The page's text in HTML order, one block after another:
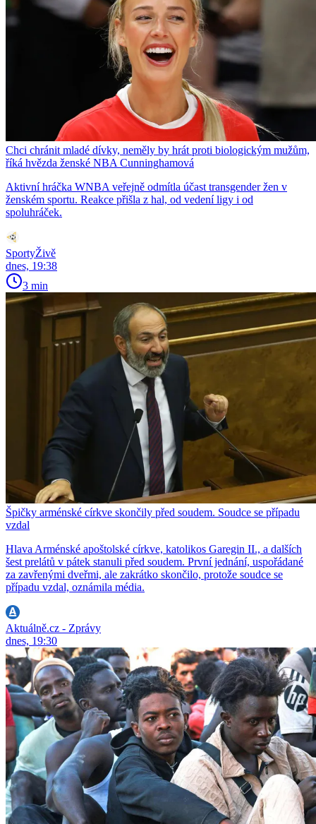
Chci chránit mladé dívky, neměly by hrát proti biologickým mužům,
říká hvězda ženské NBA Cunninghamová
Aktivní hráčka WNBA veřejně odmítla účast transgender žen v
ženském sportu. Reakce přišla z hal, od vedení ligy i od
spoluhráček.
SportyŽivě
dnes, 19:38
3 min
Špičky arménské církve skončily před soudem. Soudce se případu
vzdal
Hlava Arménské apoštolské církve, katolikos Garegin II., a dalších
šest prelátů v pátek stanuli před soudem. První jednání, uspořádané
za zavřenými dveřmi, ale zakrátko skončilo, protože soudce se
případu vzdal, oznámila média.
Aktuálně.cz - Zprávy
dnes, 19:30